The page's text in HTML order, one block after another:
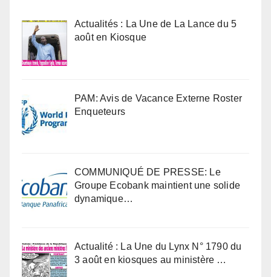
Actualités : La Une de La Lance du 5
août en Kiosque
PAM: Avis de Vacance Externe Roster
Enqueteurs
COMMUNIQUÉ DE PRESSE: Le
Groupe Ecobank maintient une solide
dynamique…
Actualité : La Une du Lynx N° 1790 du
3 août en kiosques au ministère …